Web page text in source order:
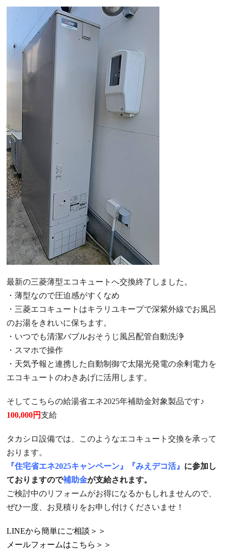
最新の三菱薄型エコキュートへ交換終了しました。
・薄型なので圧迫感がすくなめ
・三菱エコキュートはキラリユキープで深紫外線でお風呂
のお湯をきれいに保ちます。
・いつでも清潔バブルおそうじ風呂配管自動洗浄
・スマホで操作
・天気予報と連携した自動制御で太陽光発電の余剰電力を
エコキュートのわきあげに活用します。
そしてこちらの給湯省エネ2025年補助金対象製品です♪
100,000円支給
タカシロ設備では、このようなエコキュート交換を承って
おります。
『住宅省エネ2025キャンペーン』『みえデコ活』 に参加し
ておりますので補助金が支給されます。
ご検討中のリフォームがお得になるかもしれませんので、
ぜひ一度、お見積りをお申し付けくださいませ！
LINEから簡単にご相談＞＞
メールフォームはこちら＞＞